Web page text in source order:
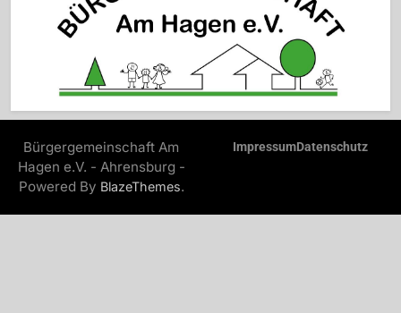
Bürgergemeinschaft Am
Hagen e.V. - Ahrensburg -
Powered By BlazeThemes.
ImpressumDatenschutz